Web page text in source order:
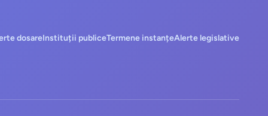
dosareInstituții publiceTermene instanțeAlerte legislative